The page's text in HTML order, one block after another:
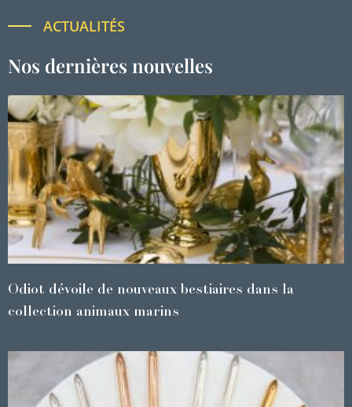
ACTUALITÉS
Nos dernières nouvelles
Odiot dévoile de nouveaux bestiaires dans la
collection animaux marins